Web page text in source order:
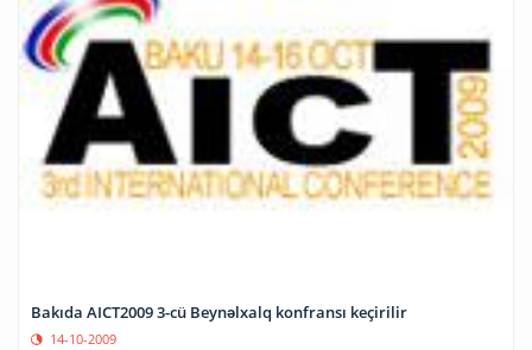
Bakıda AICT2009 3-cü Beynəlxalq konfransı keçirilir
14-10-2009